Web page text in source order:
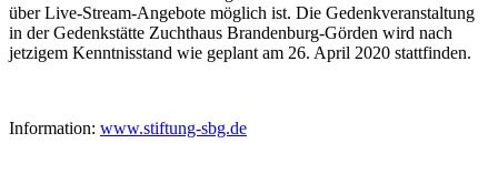
über Live-Stream-Angebote möglich ist. Die Gedenkveranstaltung
in der Gedenkstätte Zuchthaus Brandenburg-Görden wird nach
jetzigem Kenntnisstand wie geplant am 26. April 2020 stattfinden.
Information: www.stiftung-sbg.de